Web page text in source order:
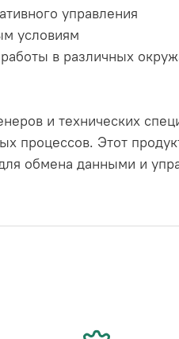
управления
условиям
в различных
и технических
процессов. Этот
обмена данными и